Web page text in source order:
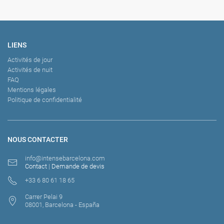
NOUS CONTACTER
info@intensebarcelona.com
Contact | Demande de devis
+33 6 80 61 18 65
Carrer Pelai 9
08001, Barcelona - España
LIENS
Activités de jour
Activités de nuit
FAQ
Mentions légales
Politique de confidentialité